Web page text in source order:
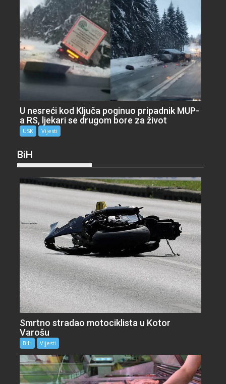
U nesreći kod Ključa poginuo pripadnik MUP-
a RS, ljekari se drugom bore za život
USK Vijesti
BiH
Smrtno stradao motociklista u Kotor
Varošu
BiH Vijesti